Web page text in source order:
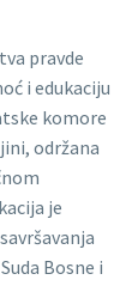
pravde
i edukaciju
komore
održana
je
Bosne i